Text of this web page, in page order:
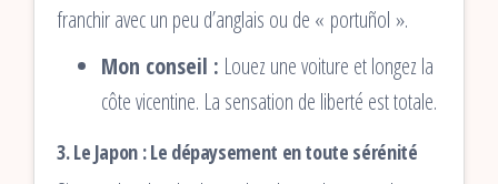
franchir avec un peu d’anglais ou de « portuñol ».
Mon conseil : Louez une voiture et longez la
côte vicentine. La sensation de liberté est totale.
3. Le Japon : Le dépaysement en toute sérénité